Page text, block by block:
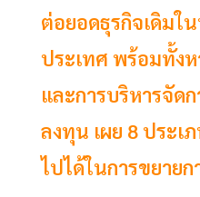
ต่อยอดธุรกิจเดิมใ
ประเทศ พร้อมทั้ง
และการบริหารจัดก
ลงทุน เผย 8 ประเ
ไปได้ในการขยาย